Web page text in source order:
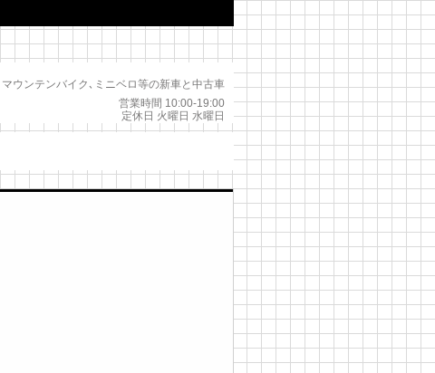
ウンテンバイク､ミニベロ等の新車と中古車
営業時間 10:00-19:00
定休日 火曜日 水曜日